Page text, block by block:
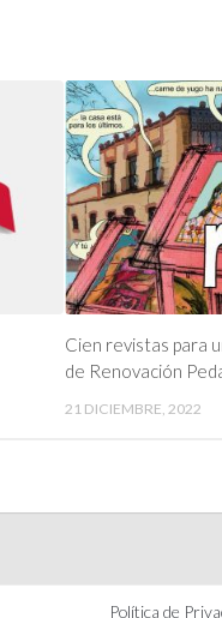
Cien revistas para
de Renovación
21 DICIEMBRE, 2022
Política de